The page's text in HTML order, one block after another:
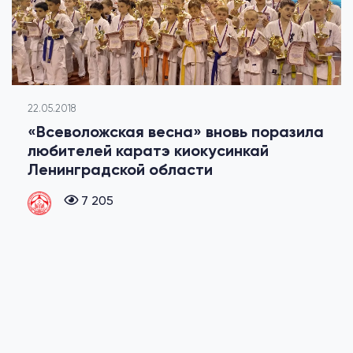
22.05.2018
«Всеволожская весна» вновь поразила
любителей каратэ киокусинкай
Ленинградской области
7 205